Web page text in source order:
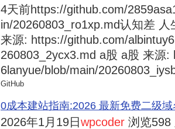
4天前https://github.com/
in/20260803_ro1xp.md认知差
来源: https://github.com/
260803_2ycx3.md a股 a股 来源
6lanyue/blob/main/
GitHub
0成本建站指南:2026 最新免费二级
2026年1月19日wpcoder 浏览598